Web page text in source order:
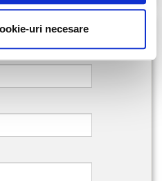
uri necesare